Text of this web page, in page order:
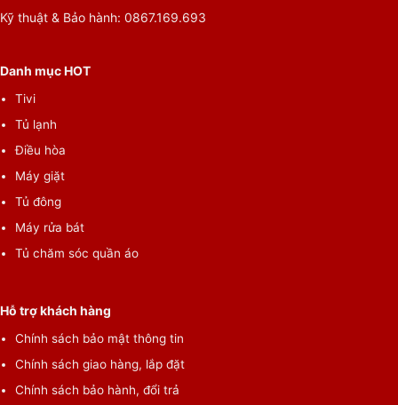
Kỹ thuật & Bảo hành: 0867.169.693
Danh mục HOT
Tivi
Tủ lạnh
Điều hòa
Máy giặt
Tủ đông
Máy rửa bát
Tủ chăm sóc quần áo
Hỗ trợ khách hàng
Chính sách bảo mật thông tin
Chính sách giao hàng, lắp đặt
Chính sách bảo hành, đổi trả